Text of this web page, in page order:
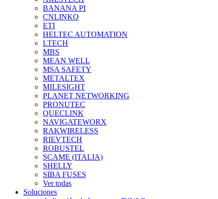
BANANA PI
CNLINKO
ETI
HELTEC AUTOMATION
LTECH
MBS
MEAN WELL
MSA SAFETY
METALTEX
MILESIGHT
PLANET NETWORKING
PRONUTEC
QUECLINK
NAVIGATEWORX
RAKWIRELESS
RIEVTECH
ROBUSTEL
SCAME (ITALIA)
SHELLY
SIBA FUSES
Ver todas
Soluciones